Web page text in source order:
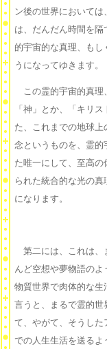
ン後の世界において
は、だんだん時間を
的宇宙的な真理、もし
うになってゆきます。
この霊的宇宙的真理
「神」とか、「キリ
た、これまでの地球
念というものを、霊
た唯一にして、至高
られた統合的な光の
になります。
第二には、これは、
んど空想や夢物語の
物質世界で肉体的な
言うと、まるで霊的世
て、やがて、そうし
での人生生活を送るよ